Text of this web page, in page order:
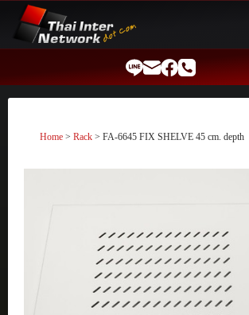
content
Home > Rack > FA-6645 FIX SHELVE 45 cm. depth